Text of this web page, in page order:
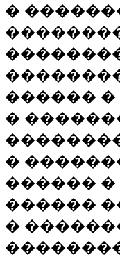
�
������ �
�
�
������ �
������
�